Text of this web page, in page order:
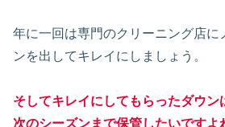
年に一回は専門のクリーニング店に
ンを出してキレイにしましょう。
そしてキレイにしてもらったダウン
次のシーズンまで保管したいですよ